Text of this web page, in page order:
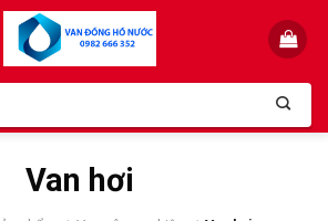
Van hơi